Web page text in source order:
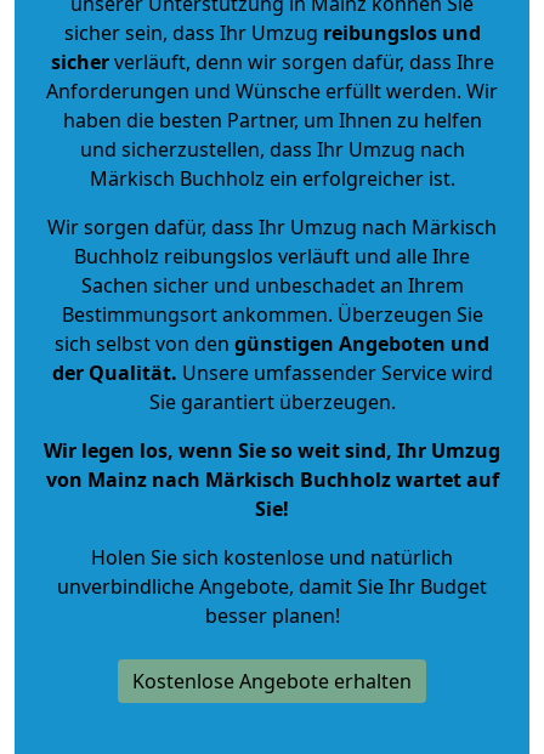
sicher sein, dass Ihr Umzug reibungslos und
sicherverläuft, denn wir sorgen dafür, dass Ihre
Anforderungen und Wünsche erfüllt werden. Wir
haben die besten Partner, um Ihnen zu helfen
und sicherzustellen, dass Ihr Umzug nach
Märkisch Buchholz ein erfolgreicher ist.
Wir sorgen dafür, dass Ihr Umzug nach Märkisch
Buchholz reibungslos verläuft und alle Ihre
Sachen sicher und unbeschadet an Ihrem
Bestimmungsort ankommen. Überzeugen Sie
sich selbst von den günstigen Angeboten und
der Qualität. Unsere umfassender Service wird
Sie garantiert überzeugen.
Wir legen los, wenn Sie so weit sind, Ihr Umzug
von Mainz nach Märkisch Buchholz wartet auf
Sie!
Holen Sie sich kostenlose und natürlich
unverbindliche Angebote, damit Sie Ihr Budget
besser planen!
Kostenlose Angebote erhalten